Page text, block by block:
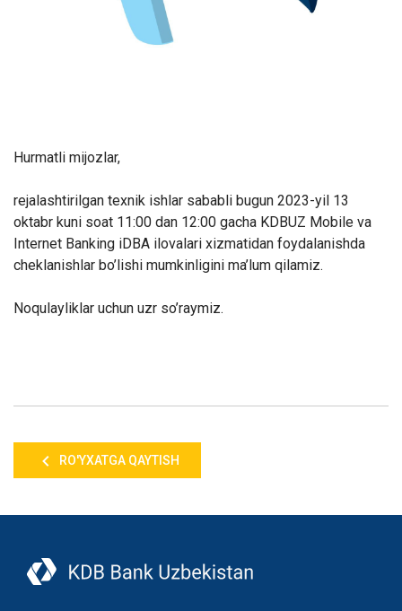
Hurmatli mijozlar,
rejalashtirilgan texnik ishlar sababli bugun 2023-yil 13
oktabr kuni soat 11:00 dan 12:00 gacha KDBUZ Mobile va
Internet Banking iDBA ilovalari xizmatidan foydalanishda
cheklanishlar bo’lishi mumkinligini ma’lum qilamiz.
Noqulayliklar uchun uzr so’raymiz.
RO'YXATGA QAYTISH